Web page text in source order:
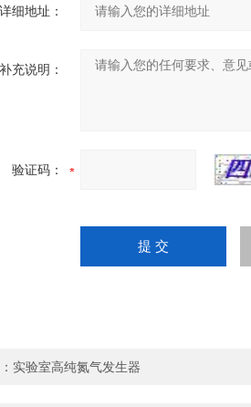
详细地址：
补充说明：
验证码：
实验室高纯氮气发生器